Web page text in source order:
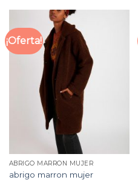
¡Oferta!
ABRIGO MARRON MUJER
abrigo marron mujer